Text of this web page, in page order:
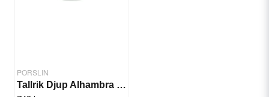
PORSLIN
Tallrik Djup Alhambra 27cm/6st